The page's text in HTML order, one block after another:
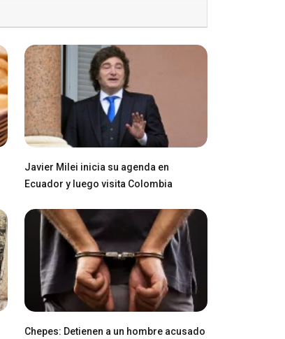
Javier Milei inicia su agenda en
Ecuador y luego visita Colombia
Chepes: Detienen a un hombre acusado